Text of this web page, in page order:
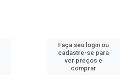
Faça seu login ou
cadastre-se para
ver preços e
comprar